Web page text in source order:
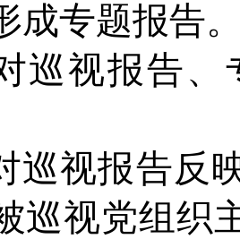
成专题报告
巡视报告
巡视报告反
巡视党组织